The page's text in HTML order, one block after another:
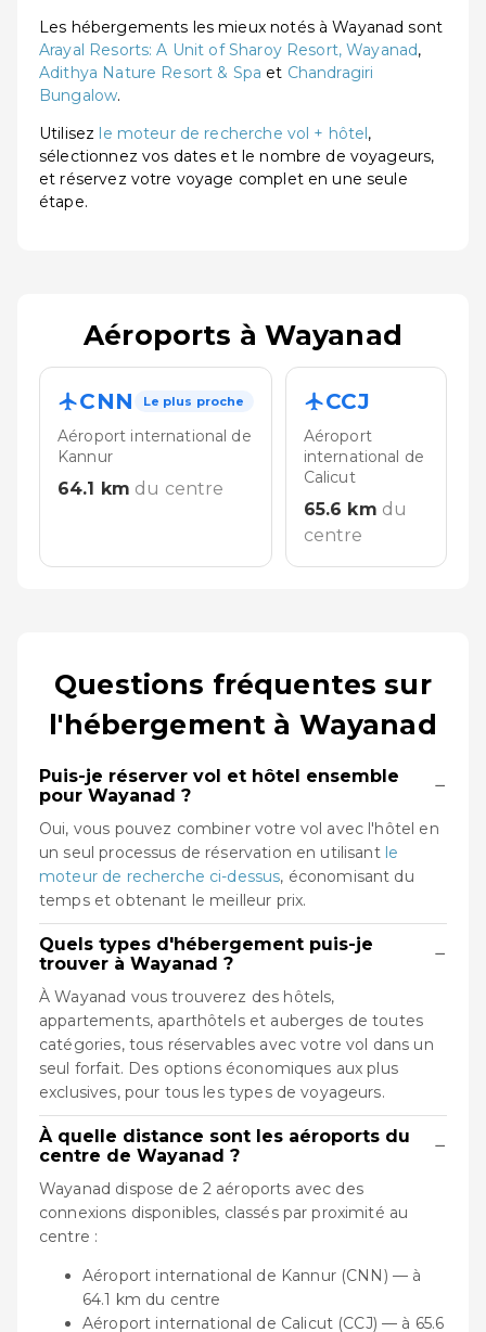
Les hébergements les mieux notés à Wayanad sont
Arayal Resorts: A Unit of Sharoy Resort, Wayanad,
Adithya Nature Resort & Spa et Chandragiri
Bungalow.
Utilisez le moteur de recherche vol + hôtel,
sélectionnez vos dates et le nombre de voyageurs,
et réservez votre voyage complet en une seule
étape.
Aéroports à Wayanad
CNN Le plus proche
Aéroport international de
Kannur
64.1 km du centre
CCJ
Aéroport
international de
Calicut
65.6 km du
centre
Questions fréquentes sur
l'hébergement à Wayanad
Puis-je réserver vol et hôtel ensemble
pour Wayanad ?
−
Oui, vous pouvez combiner votre vol avec l'hôtel en
un seul processus de réservation en utilisant le
moteur de recherche ci-dessus, économisant du
temps et obtenant le meilleur prix.
Quels types d'hébergement puis-je
trouver à Wayanad ?
−
À Wayanad vous trouverez des hôtels,
appartements, aparthôtels et auberges de toutes
catégories, tous réservables avec votre vol dans un
seul forfait. Des options économiques aux plus
exclusives, pour tous les types de voyageurs.
À quelle distance sont les aéroports du
centre de Wayanad ?
−
Wayanad dispose de 2 aéroports avec des
connexions disponibles, classés par proximité au
centre :
Aéroport international de Kannur (CNN) — à
64.1 km du centre
Aéroport international de Calicut (CCJ) — à 65.6